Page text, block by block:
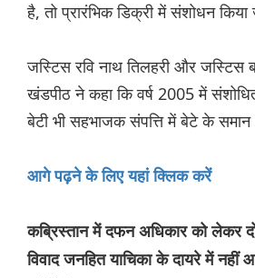
है, तो प्रारंभिक डिक्री में संशोधन
जस्टिस रवि नाथ तिलहरी और जस्टिस
खंडपीठ ने कहा कि वर्ष 2005 में
बेटी भी सहभाजक संपत्ति में बेटे के
आगे पढ़ने के लिए यहां क्लिक करें
कब्रिस्तान में दफन अधिकार को लेकर
विवाद जनहित याचिका के दायरे में नहीं